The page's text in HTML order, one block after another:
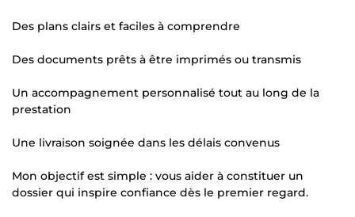
Des plans clairs et faciles à comprendre
Des documents prêts à être imprimés ou transmis
Un accompagnement personnalisé tout au long de la
prestation
Une livraison soignée dans les délais convenus
Mon objectif est simple : vous aider à constituer un
dossier qui inspire confiance dès le premier regard.